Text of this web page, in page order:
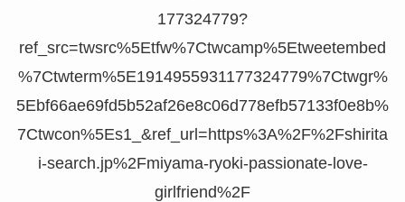
177324779?
ref_src=twsrc%5Etfw%7Ctwcamp%5Etweetembed
%7Ctwterm%5E1914955931177324779%7Ctwgr%
5Ebf66ae69fd5b52af26e8c06d778efb57133f0e8b%
7Ctwcon%5Es1_&ref_url=https%3A%2F%2Fshirita
i-search.jp%2Fmiyama-ryoki-passionate-love-
girlfriend%2F